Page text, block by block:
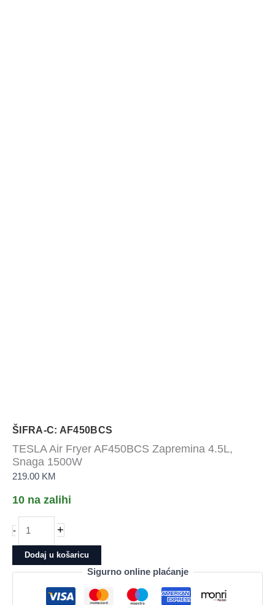
ŠIFRA-C: AF450BCS
TESLA Air Fryer AF450BCS Zapremina 4.5L,
Snaga 1500W
219.00 KM
10 na zalihi
-
Air
Fryer
AF450BCS
+
Dodaj u košaricu
Sigurno online plaćanje